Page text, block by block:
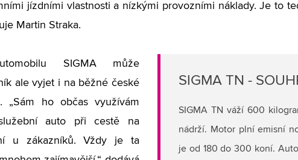
jízdními vlastnosti a nízkými provozními náklady. Je to
Martin Straka.
SIGMA TN -
SIGMA TN váží 600
nádrží. Motor plní emisní
je od 180 do 300 koní.
SIGMA může
ale vyjet i na běžné české
„Sám ho občas využívám
auto při cestě na
u zákazníků. Vždy je ta